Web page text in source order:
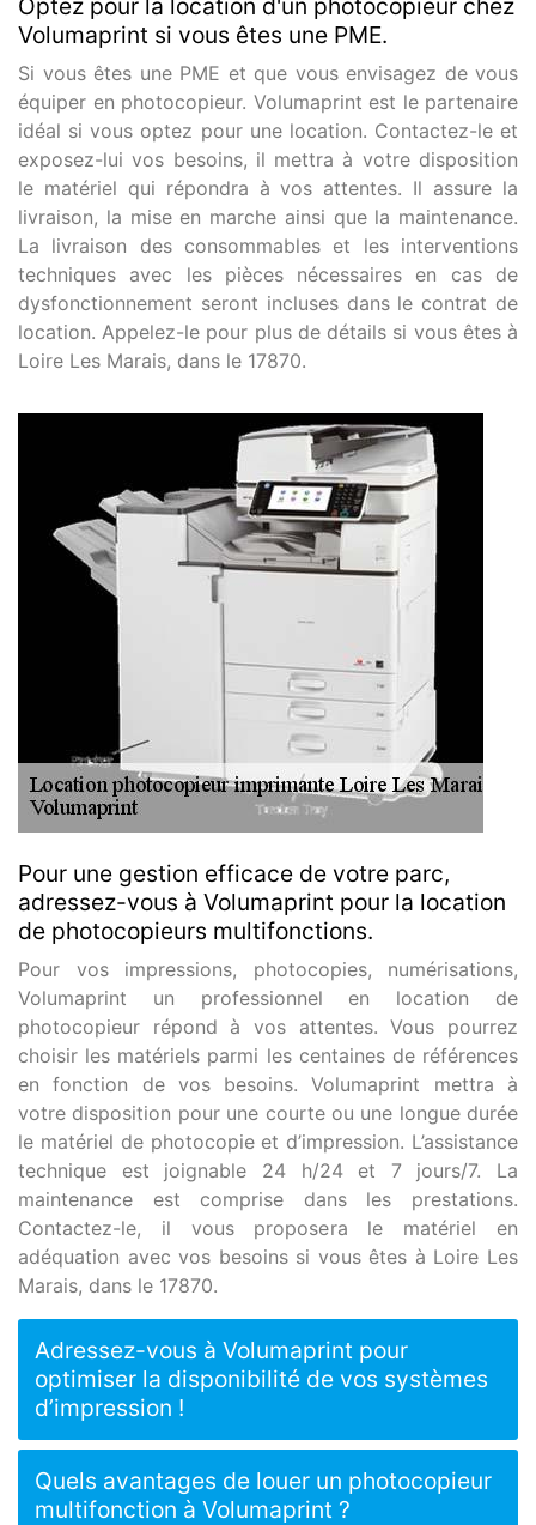
Optez pour la location d'un photocopieur chez
Volumaprint si vous êtes une PME.
Si vous êtes une PME et que vous envisagez de vous
équiper en photocopieur. Volumaprint est le partenaire
idéal si vous optez pour une location. Contactez-le et
exposez-lui vos besoins, il mettra à votre disposition
le matériel qui répondra à vos attentes. Il assure la
livraison, la mise en marche ainsi que la maintenance.
La livraison des consommables et les interventions
techniques avec les pièces nécessaires en cas de
dysfonctionnement seront incluses dans le contrat de
location. Appelez-le pour plus de détails si vous êtes à
Loire Les Marais, dans le 17870.
Pour une gestion efficace de votre parc,
adressez-vous à Volumaprint pour la location
de photocopieurs multifonctions.
Pour vos impressions, photocopies, numérisations,
Volumaprint un professionnel en location de
photocopieur répond à vos attentes. Vous pourrez
choisir les matériels parmi les centaines de références
en fonction de vos besoins. Volumaprint mettra à
votre disposition pour une courte ou une longue durée
le matériel de photocopie et d’impression. L’assistance
technique est joignable 24 h/24 et 7 jours/7. La
maintenance est comprise dans les prestations.
Contactez-le, il vous proposera le matériel en
adéquation avec vos besoins si vous êtes à Loire Les
Marais, dans le 17870.
Adressez-vous à Volumaprint pour
optimiser la disponibilité de vos systèmes
d’impression !
Quels avantages de louer un photocopieur
multifonction à Volumaprint ?